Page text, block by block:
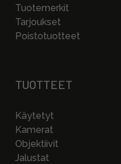
Tuotemerkit
Tarjoukset
Poistotuotteet
TUOTTEET
Käytetyt
Kamerat
Objektiivit
Jalustat